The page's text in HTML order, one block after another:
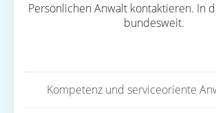
Persönlichen Anwalt kontaktieren. In
bundesweit.
Kompetenz und serviceoriente